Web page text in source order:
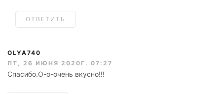
ОТВЕТИТЬ
OLYA740
ПТ, 26 ИЮНЯ 2020Г. 07:27
Спасибо.О-о-очень вкусно!!!